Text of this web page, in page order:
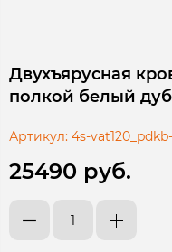
Двухъярусная
полкой белый
Артикул: 4s-
25490 руб.